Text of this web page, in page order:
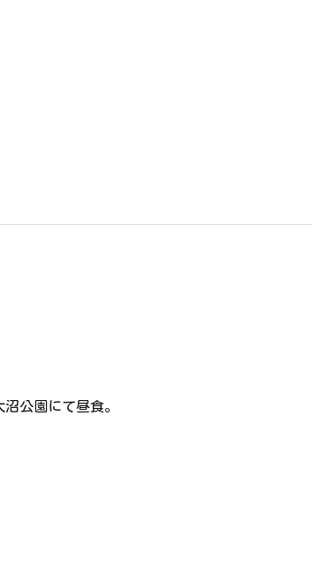
公園にて昼食。